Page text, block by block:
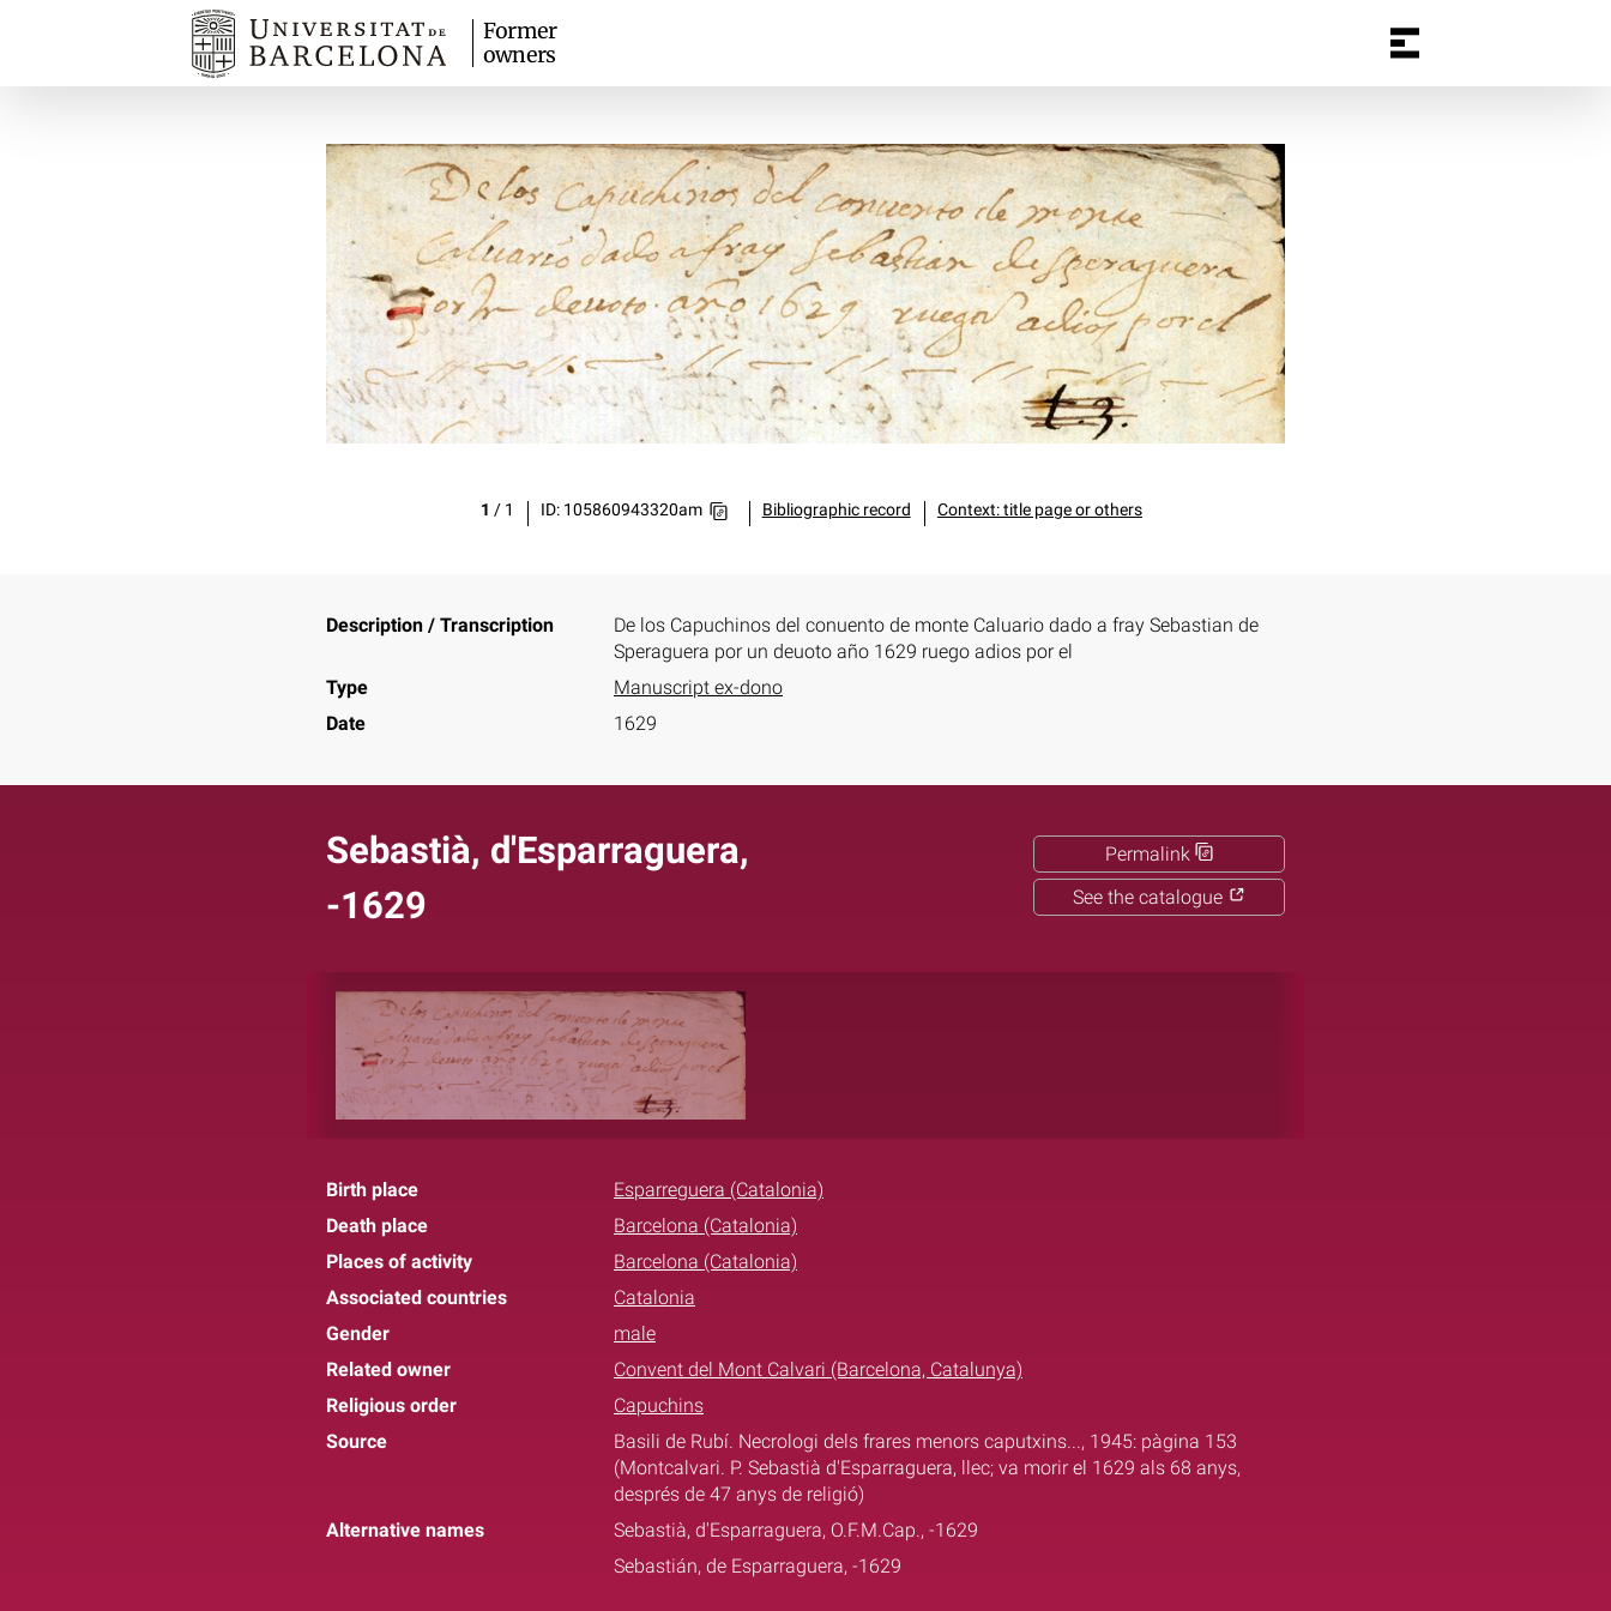
Former
owners
1 / 1 ID: 105860943320am Bibliographic record Context: title page or others
Description / Transcription
De los Capuchinos del conuento de monte Caluario dado a fray Sebastian de
Speraguera por un deuoto año 1629 ruego adios por el
Type
Manuscript ex-dono
Date
1629
Sebastià, d'Esparraguera,
-1629
Permalink
See the catalogue
Birth place
Esparreguera (Catalonia)
Death place
Barcelona (Catalonia)
Places of activity
Barcelona (Catalonia)
Associated countries
Catalonia
Gender
male
Related owner
Convent del Mont Calvari (Barcelona, Catalunya)
Religious order
Capuchins
Source
Basili de Rubí. Necrologi dels frares menors caputxins..., 1945: pàgina 153
(Montcalvari. P. Sebastià d'Esparraguera, llec; va morir el 1629 als 68 anys,
després de 47 anys de religió)
Alternative names
Sebastià, d'Esparraguera, O.F.M.Cap., -1629
Sebastián, de Esparraguera, -1629